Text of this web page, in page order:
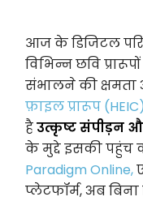
आज के डिजिटल
विभिन्न छवि
संभालने की क्षमता
फ़ाइल प्रारूप (HEIC)
हैउत्कृष्ट संपीड़न
के मुद्दे इसकी पहुंच
Paradigm Online,
प्लेटफॉर्म, अब